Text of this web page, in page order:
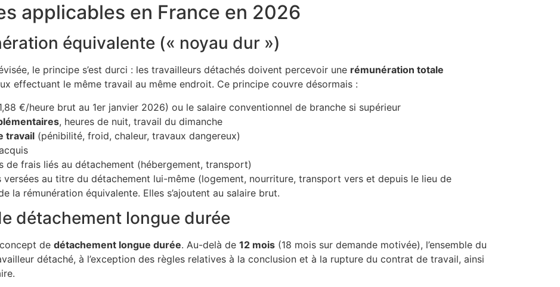
applicables en France en 2026
équivalente (« noyau dur »)
le principe s’est durci : les travailleurs détachés doivent percevoir une rémunération totale
effectuant le même travail au même endroit. Ce principe couvre désormais :
€/heure brut au 1er janvier 2026) ou le salaire conventionnel de branche si supérieur
, heures de nuit, travail du dimanche
travail (pénibilité, froid, chaleur, travaux dangereux)
de frais liés au détachement (hébergement, transport)
au titre du détachement lui-même (logement, nourriture, transport vers et depuis le lieu de
la rémunération équivalente. Elles s’ajoutent au salaire brut.
détachement longue durée
de détachement longue durée. Au-delà de 12 mois (18 mois sur demande motivée), l’ensemble du
détaché, à l’exception des règles relatives à la conclusion et à la rupture du contrat de travail, ainsi